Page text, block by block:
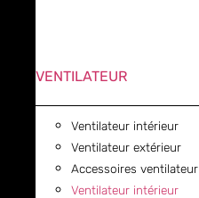
VENTILATEUR
Ventilateur intérieur
Ventilateur extérieur
Accessoires ventilateur
Ventilateur intérieur